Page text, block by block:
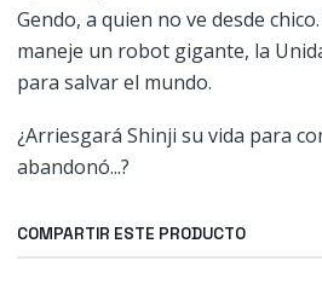
Gendo, a quien no ve desde
maneje un robot gigante, la
para salvar el mundo.
¿Arriesgará Shinji su vida para
abandonó...?
COMPARTIR ESTE PRODUCTO